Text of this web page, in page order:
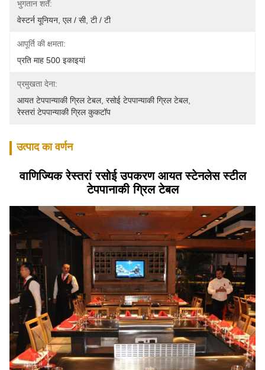
भुगतान शर्तें:
वेस्टर्न यूनियन, एल / सी, टी / टी
आपूर्ति की क्षमता:
प्रति माह 500 इकाइयां
प्रमुखता देना:
आयत टेपपान्याकी ग्रिल टेबल, रसोई टेपपान्याकी ग्रिल टेबल,
रेस्तरां टेपपान्याकी ग्रिल कुकटॉप
उत्पाद का वर्णन
वाणिज्यिक रेस्तरां रसोई उपकरण आयत स्टेनलेस स्टील
टेपपानाकी ग्रिल टेबल